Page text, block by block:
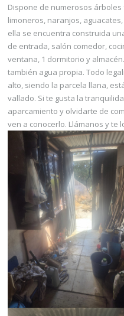
Dispone de numerosos
limoneros, naranjos,
ella se encuentra construida
de entrada, salón comedor,
ventana, 1 dormitorio y
también agua propia. Todo
alto, siendo la parcela llana,
vallado. Si te gusta la
aparcamiento y olvidarte de
ven a conocerlo. Llámanos y te